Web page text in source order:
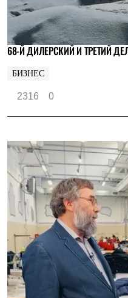
68-Й ДИЛЕРСКИЙ И ТРЕТИЙ
БИЗНЕС
2316 0